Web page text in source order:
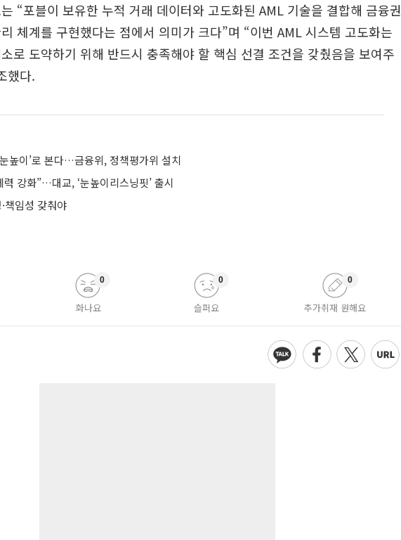
“포블이 보유한 누적 거래 데이터와 고도화된 AML 기술을 결합해 금융권
체계를 구현했다는 점에서 의미가 크다”며 “이번 AML 시스템 고도화는
로 도약하기 위해 반드시 충족해야 할 핵심 선결 조건을 갖췄음을 보여주
했다.
높이’로 본다…금융위, 정책평가위 설치
강화”…대교, ‘눈높이리스닝핏’ 출시
·책임성 갖춰야
화나요
0
슬퍼요
0
추가취재 원해요
0